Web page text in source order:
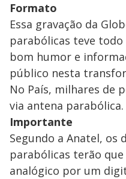
Formato
Essa gravação da
parabólicas teve
bom humor e
público nesta
No País, milhares de
via antena parabólica.
Importante
Segundo a Anatel, os
parabólicas terão
analógico por um